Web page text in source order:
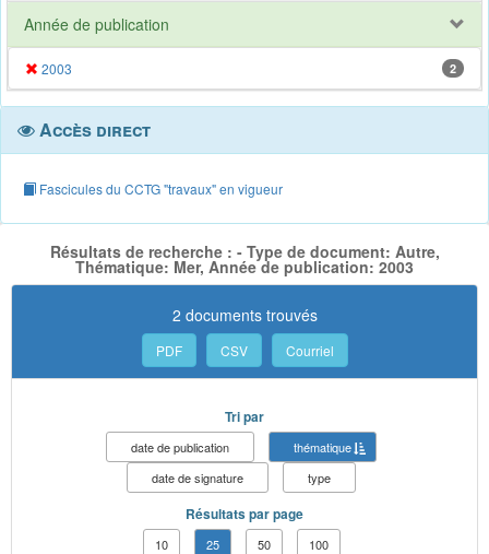
Année de publication
2003 2
Accès direct
Fascicules du CCTG "travaux" en vigueur
Résultats de recherche : - Type de document: Autre,
Thématique: Mer, Année de publication: 2003
2 documents trouvés
PDF CSV Courriel
Tri par
date de publication
thématique
date de signature
type
Résultats par page
10 25 50 100